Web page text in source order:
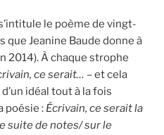
le poème de vingt-
Jeanine Baude donne à
2014). À chaque strophe
ce serait… – et cela
idéal tout à la fois
poésie : Écrivain, ce serait la
suite de notes/ sur le